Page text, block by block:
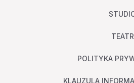
TEATR
POLITYKA
KLAUZULA